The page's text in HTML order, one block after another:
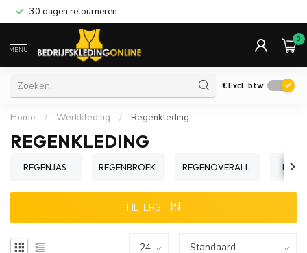
30 dagen retourneren
MENU
0
€Excl. btw
Home / Werkkleding / Regenkleding
REGENKLEDING
REGENJAS REGENBROEK REGENOVERALL
FILTERS